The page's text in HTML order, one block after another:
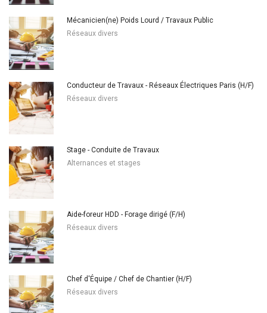
Mécanicien(ne) Poids Lourd / Travaux Public
Réseaux divers
Conducteur de Travaux - Réseaux Électriques Paris (H/F)
Réseaux divers
Stage - Conduite de Travaux
Alternances et stages
Aide-foreur HDD - Forage dirigé (F/H)
Réseaux divers
Chef d'Équipe / Chef de Chantier (H/F)
Réseaux divers